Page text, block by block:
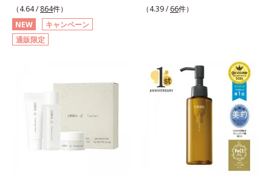
い」で終わらないオルビス最高峰
(*3)顔用日焼け止めです。ポーラ化
成の独自研究による、紫外線に反応
して強固な膜を形成する技術「瞬間
厚く強靭に進化することで、紫外線
守り、美容成分(*5)の浸透を促進
(*6)します。有効成分「ナイアシン
アミド」配合。真皮のコラーゲン産
生を促進し今あるシワを改善。メラ
（4.64 / 864件）
NEW
キャンペーン
通販限定
した肌科学エイジングケア(*3)シリ
もに現れる年齢サイン(*5)について
研究を進めたところ、弾力感のない
状態である「ハリのなさ」や、くす
み(*6)などが現れている状態である
「透明感のなさ」が現れることで大
人の肌印象に大きな影響を与えてい
ることが分かりました。そこでオル
ビスユー ドットシリーズは美容成
分(*7)として「G.D.F.アクティベー
（4.39 / 66件）